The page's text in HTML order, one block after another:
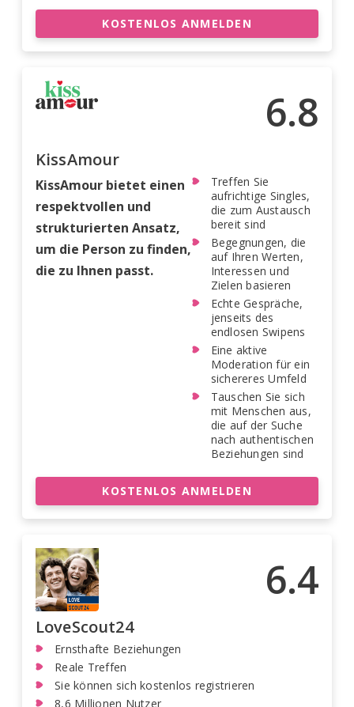
KOSTENLOS ANMELDEN
6.8
KissAmour
KissAmour bietet einen
respektvollen und
strukturierten Ansatz,
um die Person zu finden,
die zu Ihnen passt.
Treffen Sie
aufrichtige Singles,
die zum Austausch
bereit sind
Begegnungen, die
auf Ihren Werten,
Interessen und
Zielen basieren
Echte Gespräche,
jenseits des
endlosen Swipens
Eine aktive
Moderation für ein
sichereres Umfeld
Tauschen Sie sich
mit Menschen aus,
die auf der Suche
nach authentischen
Beziehungen sind
KOSTENLOS ANMELDEN
6.4
LoveScout24
Ernsthafte Beziehungen
Reale Treffen
Sie können sich kostenlos registrieren
8,6 Millionen Nutzer